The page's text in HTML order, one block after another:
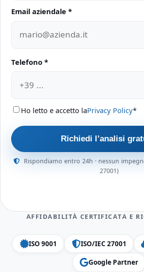
Email aziendale *
Telefono *
Ho letto e accetto laPrivacy Policy*
Richiedi l’analisi
Rispondiamo entro 24h · nessun
27001)
AFFIDABILITÀ CERTIFICATA E
ISO 9001 ISO/IEC 27001
Google Partner